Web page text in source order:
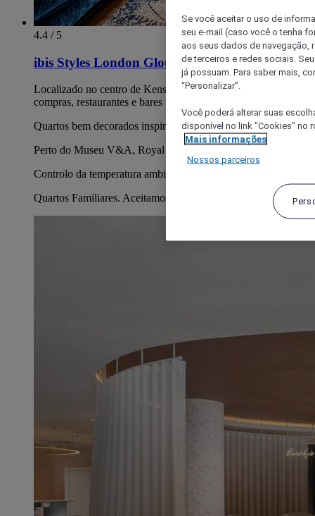
4.4 / 5
ibis Styles London Gloucester Road
Localizado no centro de Kensington - fantástico para
compras, restaurantes e bares
Quartos bem decorados inspirados no metro de Londres
Perto do Museu V&A, Royal Albert Hall e do Hyde Park
Controlo da temperatura ambiente para um maior conforto
Quartos Familiares. Aceitamos animais de estimação
Se você aceitar o uso de
seu e-mail (caso você o tenha
aos seus dados de navegação,
de terceiros e redes sociais.
já possuam. Para saber mais,
“Personalizar”.
Você poderá alterar suas
disponível no link "Cookies" no
Mais informações
Nossos parceiros